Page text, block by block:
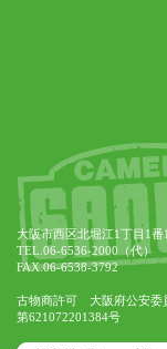
大阪市西区北堀江1丁目1番
TEL.06-6536-2000（代）
FAX.06-6538-3792
古物商許可 大阪府公安委
第621072201384号